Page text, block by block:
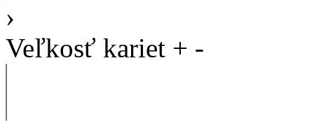
›
Veľkosť kariet + -